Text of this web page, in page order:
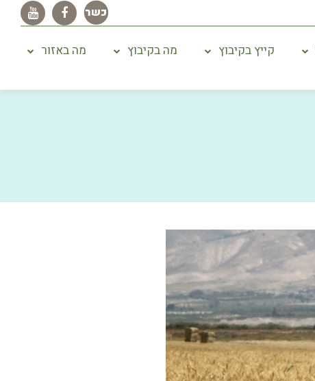
קייץ בקיבוץ מה בקיבוץ מה באזור